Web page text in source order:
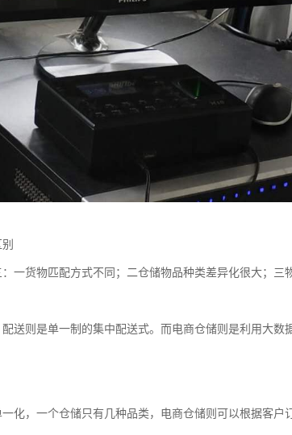
一货物匹配方式不同；二仓储物品种类差异化很大；三
送则是单一制的集中配送式。而电商仓储则是利用大数
化，一个仓储只有几种品类，电商仓储则可以根据客户